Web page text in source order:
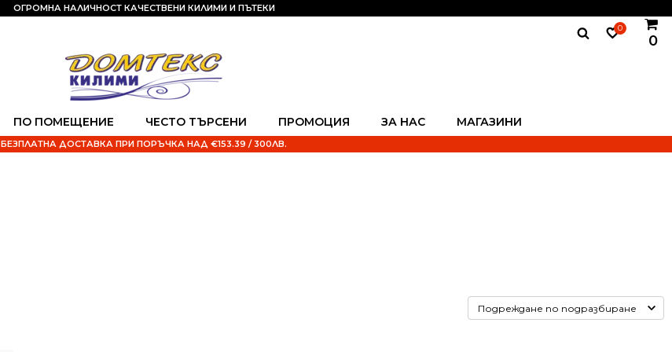
ПО ПОМЕЩЕНИЕ ЧЕСТО ТЪРСЕНИ ПРОМОЦИЯ ЗА НАС МАГАЗИНИ
0
0
ОГРОМНА НАЛИЧНОСТ КАЧЕСТВЕНИ КИЛИМИ И ПЪТЕКИ
БЕЗПЛАТНА ДОСТАВКА ПРИ ПОРЪЧКА НАД €153.39 / 300ЛВ.